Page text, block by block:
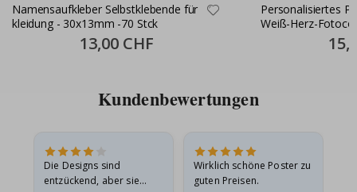
Namensaufkleber Selbstklebende für
kleidung - 30x13mm -70 Stck
Special
Price
13,00 CHF
Personalisiertes
Weiß-Herz-
Price
Kundenbewertungen
Die Designs sind
entzückend, aber sie
Wirklich schöne Poster zu
guten Preisen.